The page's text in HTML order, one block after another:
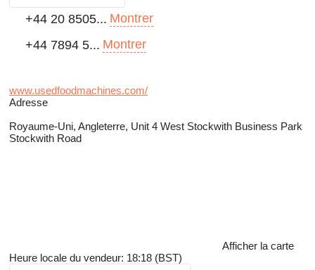
+44 20 8505... Montrer
+44 7894 5... Montrer
www.usedfoodmachines.com/
Adresse
Royaume-Uni, Angleterre, Unit 4 West Stockwith Business Park
Stockwith Road
Afficher la carte
Heure locale du vendeur: 18:18 (BST)